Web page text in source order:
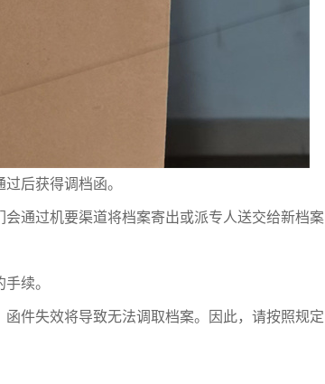
后获得调档函。
通过机要渠道将档案寄出或派专人送交给新档案
续。
件失效将导致无法调取档案。因此，请按照规定